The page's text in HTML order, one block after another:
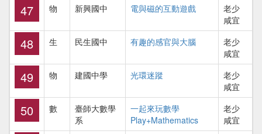
47 物 新興國中 電與磁的互動遊戲
老少
咸宜
48 生 民生國中 有趣的感官與大腦
老少
咸宜
49 物 建國中學 光環迷蹤
老少
咸宜
50 數
臺師大數學
系
一起來玩數學
Play+Mathematics
老少
咸宜